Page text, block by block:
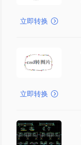
立即转换
立即转换